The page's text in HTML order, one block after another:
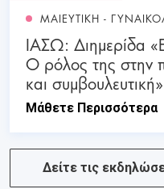
ΜΑΙΕΥΤΙΚΗ -
ΙΑΣΩ: Διημερίδα
Ο ρόλος της στην
και συμβουλευτική»
Μάθετε Περισσότερα
Δείτε τις